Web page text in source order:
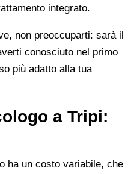
integrato.
non preoccuparti: sarà il
conosciuto nel primo
più adatto alla tua
a Tripi:
ha un costo variabile, che